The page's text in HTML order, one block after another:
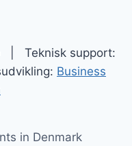
| Teknisk support:
Business
in Denmark